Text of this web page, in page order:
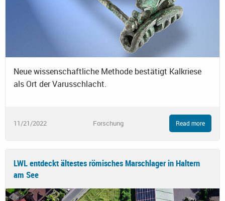
Neue wissenschaftliche Methode bestätigt Kalkriese
als Ort der Varusschlacht.
11/21/2022 Forschung Read more
LWL entdeckt ältestes römisches Marschlager in Haltern
am See